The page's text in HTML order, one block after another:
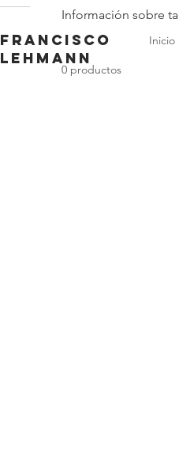
Francisco
lehmann
Inicio
Información sobre
0 productos